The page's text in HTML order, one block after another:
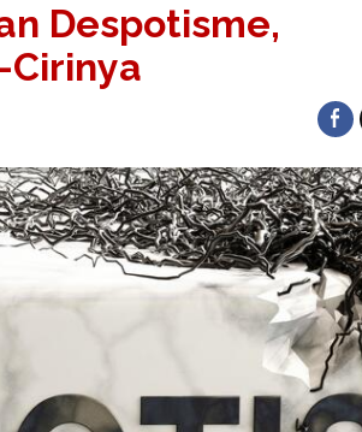
Despotisme,
Cirinya